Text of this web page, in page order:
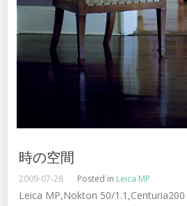
時の空間
2009-07-28 Posted in Leica MP
Leica MP,Nokton 50/1.1,Centuria200